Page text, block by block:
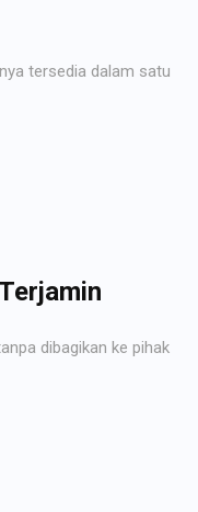
tersedia dalam satu
dibagikan ke pihak